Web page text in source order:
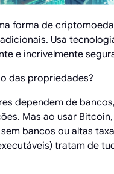
forma de
Usa
e incrivelmente
das propriedades?
dependem de
Mas ao usar
bancos ou altas
tratam de